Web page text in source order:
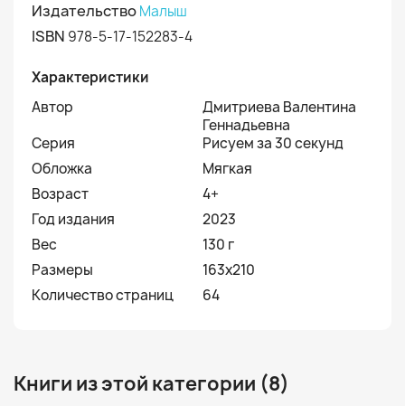
ИздательствоМалыш
ISBN 978-5-17-152283-4
Характеристики
Автор
Дмитриева Валентина
Геннадьевна
Серия
Рисуем за 30 секунд
Обложка
Мягкая
Возраст
4+
Год издания
2023
Вес
130 г
Размеры
163х210
Количество страниц
64
Книги из этой категории (8)